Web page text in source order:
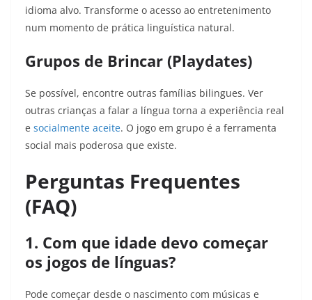
idioma alvo. Transforme o acesso ao entretenimento
num momento de prática linguística natural.
Grupos de Brincar (Playdates)
Se possível, encontre outras famílias bilingues. Ver
outras crianças a falar a língua torna a experiência real
e socialmente aceite. O jogo em grupo é a ferramenta
social mais poderosa que existe.
Perguntas Frequentes
(FAQ)
1. Com que idade devo começar
os jogos de línguas?
Pode começar desde o nascimento com músicas e